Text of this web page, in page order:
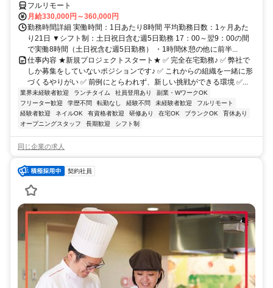
フルリモート
月給330,000円～360,000円
勤務時間詳細 実働時間：1日あたり8時間 平均勤務日数：1ヶ月あた
り21日 ▼シフト制：土日祝日含む週5日勤務 17：00～翌9：00の間
で実働8時間（土日祝含む週5日勤務） ・1時間休憩の他に前半...
仕事内容 ★新規プロジェクトスタート★ ✅ 完全在宅勤務♪ ✅ 弊社で
しか募集をしていないポジションです♪ ✅ これからの組織を一緒に形
づくるやりがい ✅ 前例にとらわれず、新しい挑戦ができる環境 ✅...
業界未経験者歓迎 ランチタイム 社員登用あり
副業・WワークOK
フリーター歓迎
学歴不問 転勤なし 経験不問 未経験者歓迎
フルリモート
経験者歓迎
ネイルOK 有資格者歓迎 研修あり 在宅OK ブランクOK
育休あり
オープニングスタッフ
長期歓迎 シフト制
同じ企業の求人
契約社員